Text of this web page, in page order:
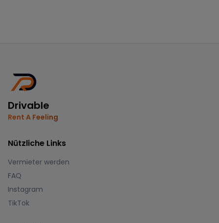
Drivable
Rent A Feeling
Nützliche Links
Vermieter werden
FAQ
Instagram
TikTok